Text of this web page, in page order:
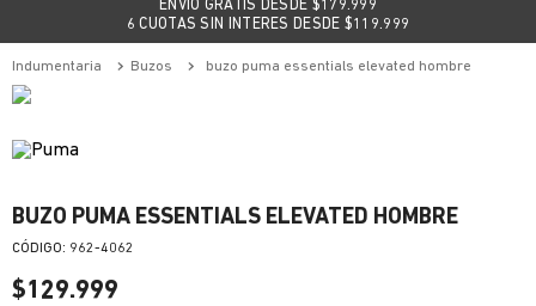
ENVÍO GRATIS DESDE $179.999
6 CUOTAS SIN INTERES DESDE $119.999
indumentaria buzos buzo puma essentials elevated hombre
BUZO PUMA ESSENTIALS ELEVATED HOMBRE
: 962-4062
$129.999